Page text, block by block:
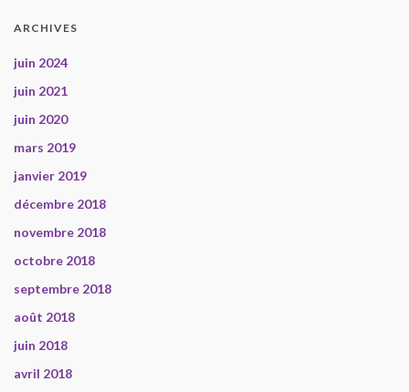
ARCHIVES
juin 2024
juin 2021
juin 2020
mars 2019
janvier 2019
décembre 2018
novembre 2018
octobre 2018
septembre 2018
août 2018
juin 2018
avril 2018